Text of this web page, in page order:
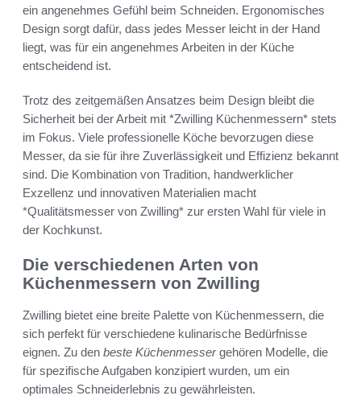
ein angenehmes Gefühl beim Schneiden. Ergonomisches
Design sorgt dafür, dass jedes Messer leicht in der Hand
liegt, was für ein angenehmes Arbeiten in der Küche
entscheidend ist.
Trotz des zeitgemäßen Ansatzes beim Design bleibt die
Sicherheit bei der Arbeit mit *Zwilling Küchenmessern* stets
im Fokus. Viele professionelle Köche bevorzugen diese
Messer, da sie für ihre Zuverlässigkeit und Effizienz bekannt
sind. Die Kombination von Tradition, handwerklicher
Exzellenz und innovativen Materialien macht
*Qualitätsmesser von Zwilling* zur ersten Wahl für viele in
der Kochkunst.
Die verschiedenen Arten von
Küchenmessern von Zwilling
Zwilling bietet eine breite Palette von Küchenmessern, die
sich perfekt für verschiedene kulinarische Bedürfnisse
eignen. Zu den beste Küchenmessergehören Modelle, die
für spezifische Aufgaben konzipiert wurden, um ein
optimales Schneiderlebnis zu gewährleisten.